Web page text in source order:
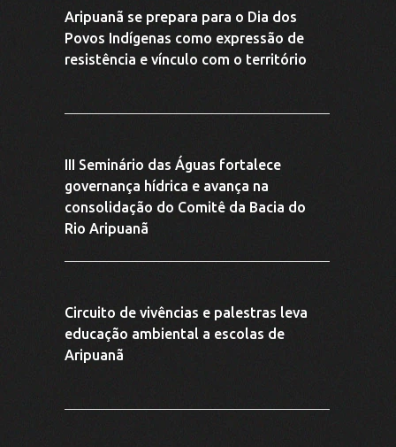
Aripuanã se prepara para o Dia dos
Povos Indígenas como expressão de
resistência e vínculo com o território
III Seminário das Águas fortalece
governança hídrica e avança na
consolidação do Comitê da Bacia do
Rio Aripuanã
Circuito de vivências e palestras leva
educação ambiental a escolas de
Aripuanã